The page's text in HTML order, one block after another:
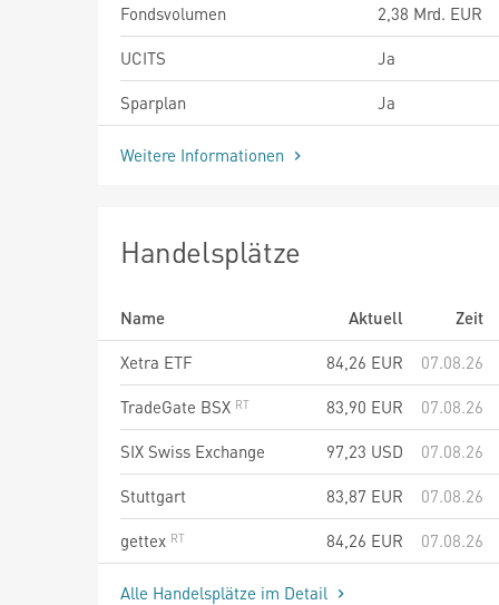
Fondsvolumen
2,38 Mrd. EUR
UCITS
Ja
Sparplan
Ja
Weitere Informationen
Handelsplätze
Name Aktuell
Zeit
Xetra ETF
84,26 EUR
07.08.26
TradeGate BSX
83,90 EUR
07.08.26
SIX Swiss Exchange
97,23 USD
07.08.26
Stuttgart
83,87 EUR
07.08.26
gettex
84,26 EUR 07.08.26
Alle Handelsplätze im Detail